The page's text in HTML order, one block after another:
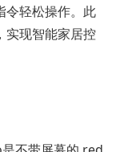
令轻松操作。此
实现智能家居控